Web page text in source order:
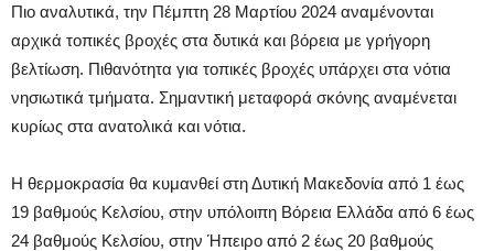
Πιο αναλυτικά, την Πέμπτη 28 Μαρτίου 2024 αναμένονται
αρχικά τοπικές βροχές στα δυτικά και βόρεια με γρήγορη
βελτίωση. Πιθανότητα για τοπικές βροχές υπάρχει στα νότια
νησιωτικά τμήματα. Σημαντική μεταφορά σκόνης αναμένεται
κυρίως στα ανατολικά και νότια.
Η θερμοκρασία θα κυμανθεί στη Δυτική Μακεδονία από 1 έως
19 βαθμούς Κελσίου, στην υπόλοιπη Βόρεια Ελλάδα από 6 έως
24 βαθμούς Κελσίου, στην Ήπειρο από 2 έως 20 βαθμούς